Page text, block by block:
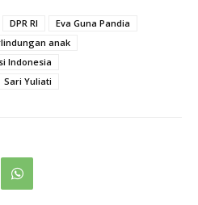
DPR RI
Eva Guna Pandia
anak
Indonesia
Sari Yuliati